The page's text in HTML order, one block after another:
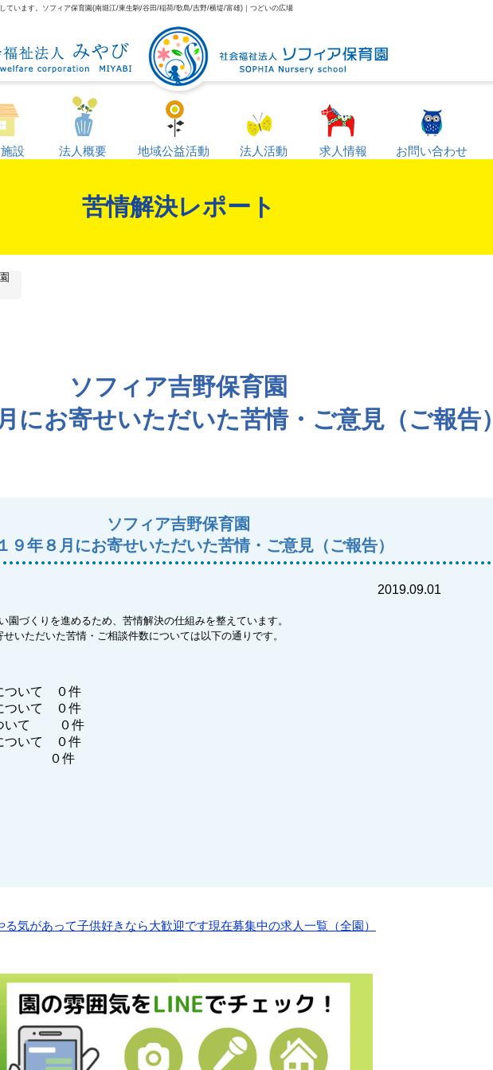
ています。ソフィア保育園(南堀江/東生駒/谷田/稲荷/歌島/吉野/横堤/富雄)｜つどいの広場
設 法人概要 地域公益活動 法人活動 求人情報 お問い合わせ
苦情解決レポート
ソフィア吉野保育園
にお寄せいただいた苦情・ご意見（ご報告）
ソフィア吉野保育園
９年８月にお寄せいただいた苦情・ご意見（ご報告）
2019.09.01
園づくりを進めるため、苦情解決の仕組みを整えています。
いただいた苦情・ご相談件数については以下の通りです。
ついて ０件
ついて ０件
ついて ０件
ついて ０件
０件